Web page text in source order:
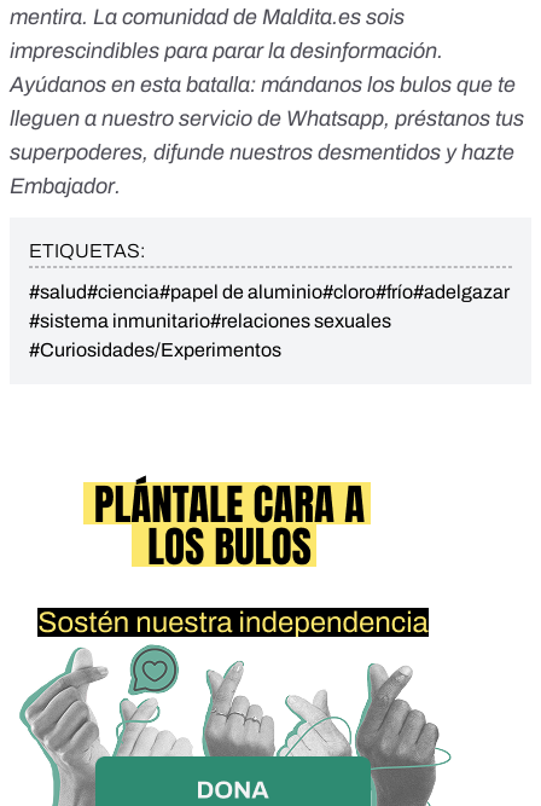
mentira. La comunidad de Maldita.es sois
imprescindibles para parar la desinformación.
Ayúdanos en esta batalla: mándanos los bulos que te
lleguen a nuestro servicio de Whatsapp, préstanos tus
superpoderes, difunde nuestros desmentidos yhazte
Embajador.
ETIQUETAS:
#salud#ciencia#papel de aluminio#cloro#frío#adelgazar
#sistema inmunitario#relaciones sexuales
#Curiosidades/Experimentos